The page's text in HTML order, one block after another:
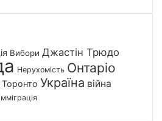
Вибори Джастін Трюдо
Нерухомість Онтаріо
Торонто Україна війна